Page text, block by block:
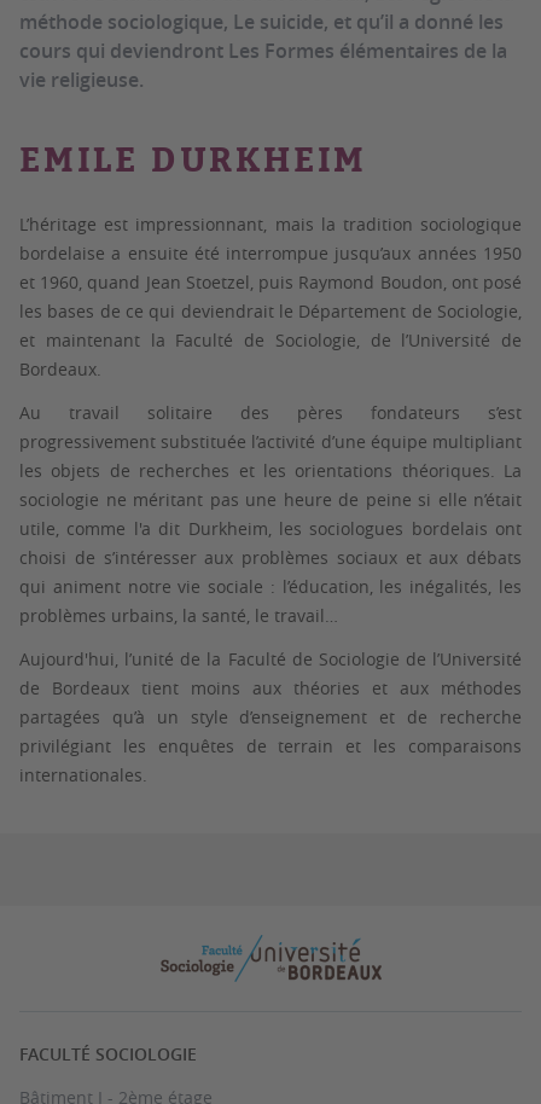
méthode sociologique, Le suicide, et qu’il a donné les
cours qui deviendront Les Formes élémentaires de la
vie religieuse.
EMILE DURKHEIM
L’héritage est impressionnant, mais la tradition sociologique
bordelaise a ensuite été interrompue jusqu’aux années 1950
et 1960, quand Jean Stoetzel, puis Raymond Boudon, ont posé
les bases de ce qui deviendrait le Département de Sociologie,
et maintenant la Faculté de Sociologie, de l’Université de
Bordeaux.
Au travail solitaire des pères fondateurs s’est
progressivement substituée l’activité d’une équipe multipliant
les objets de recherches et les orientations théoriques. La
sociologie ne méritant pas une heure de peine si elle n’était
utile, comme l'a dit Durkheim, les sociologues bordelais ont
choisi de s’intéresser aux problèmes sociaux et aux débats
qui animent notre vie sociale : l’éducation, les inégalités, les
problèmes urbains, la santé, le travail…
Aujourd'hui, l’unité de la Faculté de Sociologie de l’Université
de Bordeaux tient moins aux théories et aux méthodes
partagées qu’à un style d’enseignement et de recherche
privilégiant les enquêtes de terrain et les comparaisons
internationales.
FACULTÉ SOCIOLOGIE
Bâtiment I - 2ème étage